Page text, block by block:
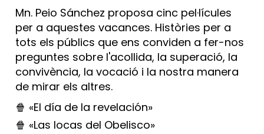
Mn. Peio Sánchez proposa cinc pel·lícules
per a aquestes vacances. Històries per a
tots els públics que ens conviden a fer-nos
preguntes sobre l'acollida, la superació, la
convivència, la vocació i la nostra manera
de mirar els altres.
🍿 «El día de la revelación»
🍿 «Las locas del Obelisco»